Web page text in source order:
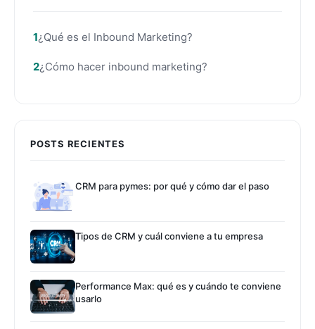
¿Qué es el Inbound Marketing?
¿Cómo hacer inbound marketing?
POSTS RECIENTES
CRM para pymes: por qué y cómo dar el paso
Tipos de CRM y cuál conviene a tu empresa
Performance Max: qué es y cuándo te conviene
usarlo